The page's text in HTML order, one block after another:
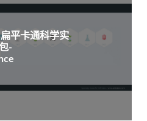
平卡通科学实
-